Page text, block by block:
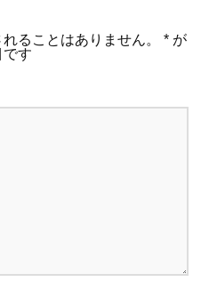
ることはありません。 * が
す